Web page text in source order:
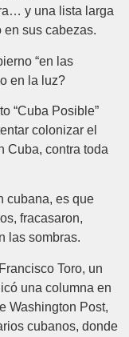
y una lista larga
sus cabezas.
“en las
en la luz?
“Cuba Posible”
colonizar el
Cuba, contra toda
cubana, es que
fracasaron,
las sombras.
Toro, un
una columna en
Washington Post,
cubanos, donde